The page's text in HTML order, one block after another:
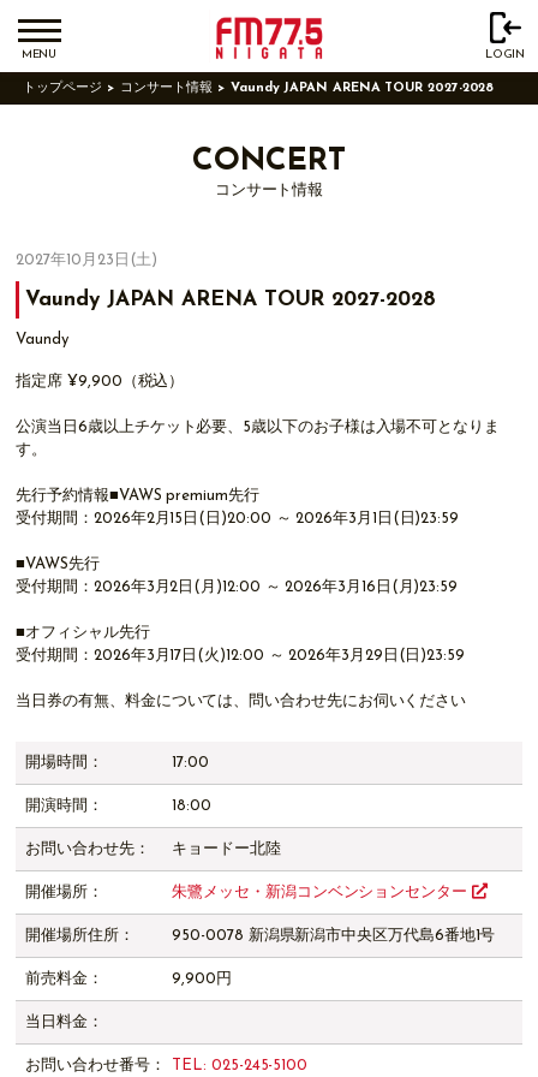
MENU LOGIN
トップページ コンサート情報 Vaundy JAPAN ARENA TOUR 2027-2028
CONCERT
コンサート情報
2027年10月23日(土)
Vaundy JAPAN ARENA TOUR 2027-2028
Vaundy
指定席 ¥9,900（税込）
公演当日6歳以上チケット必要、5歳以下のお⼦様は⼊場不可となりま
す。
先行予約情報■VAWS premium先行
受付期間：2026年2月15日(日)20:00 ～ 2026年3月1日(日)23:59
■VAWS先行
受付期間：2026年3月2日(月)12:00 ～ 2026年3月16日(月)23:59
■オフィシャル先行
受付期間：2026年3月17日(火)12:00 ～ 2026年3月29日(日)23:59
当日券の有無、料金については、問い合わせ先にお伺いください
開場時間： 17:00
開演時間： 18:00
お問い合わせ先： キョードー北陸
開催場所： 朱鷺メッセ・新潟コンベンションセンター
開催場所住所： 950-0078 新潟県新潟市中央区万代島6番地1号
前売料金： 9,900円
当日料金：
お問い合わせ番号： TEL: 025-245-5100